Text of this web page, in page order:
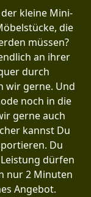
kleine Mini-
die
müssen?
an ihrer
durch
wir gerne. Und
noch in die
gerne auch
kannst Du
Du
dürfen
nur 2 Minuten
Angebot.